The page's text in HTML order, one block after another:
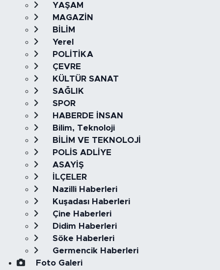
YAŞAM
MAGAZİN
BİLİM
Yerel
POLİTİKA
ÇEVRE
KÜLTÜR SANAT
SAĞLIK
SPOR
HABERDE İNSAN
Bilim, Teknoloji
BİLİM VE TEKNOLOJİ
POLİS ADLİYE
ASAYİŞ
İLÇELER
Nazilli Haberleri
Kuşadası Haberleri
Çine Haberleri
Didim Haberleri
Söke Haberleri
Germencik Haberleri
Foto Galeri